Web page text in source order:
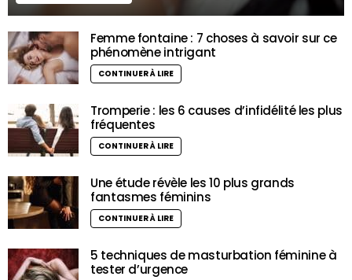
Femme fontaine : 7 choses à savoir sur ce
phénomène intrigant
CONTINUER À LIRE
Tromperie : les 6 causes d’infidélité les plus
fréquentes
CONTINUER À LIRE
Une étude révèle les 10 plus grands
fantasmes féminins
CONTINUER À LIRE
5 techniques de masturbation féminine à
tester d’urgence